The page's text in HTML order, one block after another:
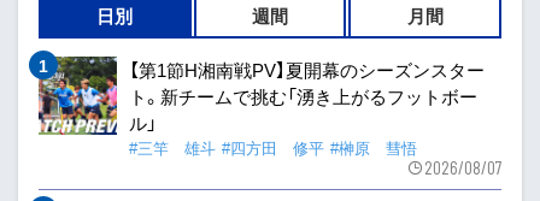
日別 週間 月間
【第1節H湘南戦PV】夏開幕のシーズンスター
ト。新チームで挑む「湧き上がるフットボー
ル」
#三竿 雄斗 #四方田 修平 #榊原 彗悟
2026/08/07